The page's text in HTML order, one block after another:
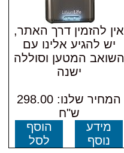
אין להזמין דרך האתר,
יש להגיע אלינו עם
השואב המטען וסוללה
ישנה
המחיר שלנו: 298.00
ש"ח
מידע
נוסף
הוסף
לסל